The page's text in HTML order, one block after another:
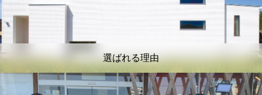
選ばれる理由